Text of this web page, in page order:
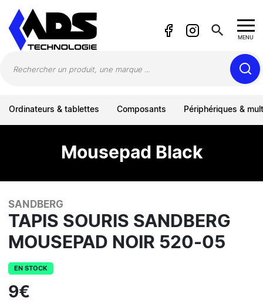
search MENU
Ordinateurs & tablettes Composants Périphériques &
Mousepad Black
SANDBERG
TAPIS SOURIS SANDBERG
MOUSEPAD NOIR 520-05
EN STOCK
9€